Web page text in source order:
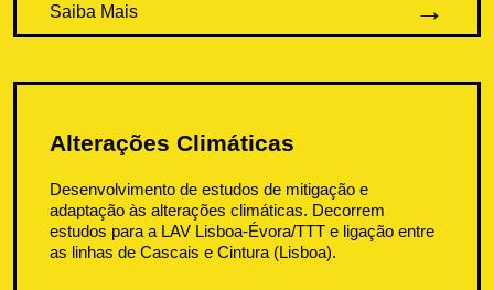
Saiba Mais
Alterações Climáticas
Desenvolvimento de estudos de mitigação e
adaptação às alterações climáticas. Decorrem
estudos para a LAV Lisboa-Évora/TTT e ligação entre
as linhas de Cascais e Cintura (Lisboa).